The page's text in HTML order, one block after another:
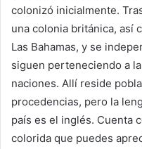
colonizó inicialmente.
una colonia británica, así
Las Bahamas, y se
siguen perteneciendo a
naciones. Allí reside
procedencias, pero la
país es el inglés. Cuenta
colorida que puedes